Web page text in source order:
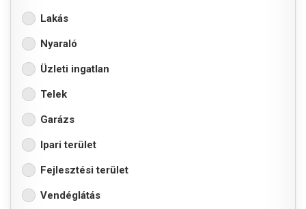
Lakás
Nyaraló
Üzleti ingatlan
Telek
Garázs
Ipari terület
Fejlesztési terület
Vendéglátás